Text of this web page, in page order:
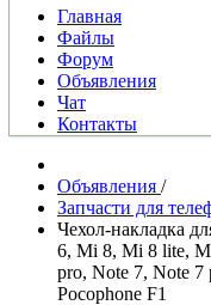
Главная
Файлы
Форум
Объявления
Чат
Контакты
Объявления /
Запчасти для
Чехол-накладка
6, Mi 8, Mi 8 lite,
pro, Note 7, Note 7
Pocophone F1